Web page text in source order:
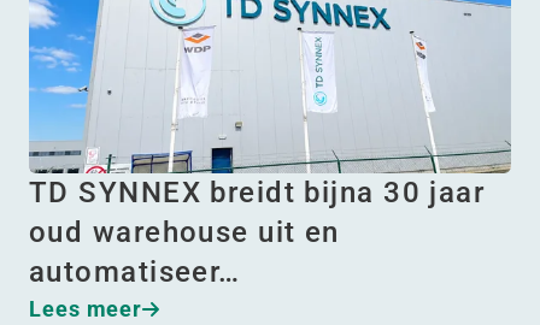
TD SYNNEX breidt bijna 30 jaar
oud warehouse uit en
automatiseer…
Lees meer